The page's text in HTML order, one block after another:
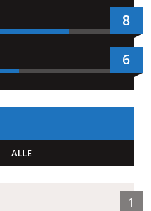
8
6
ALLE
1